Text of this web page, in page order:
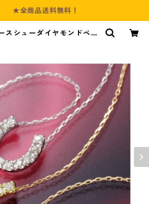
★全商品送料無料！
スシューダイヤモンドペン